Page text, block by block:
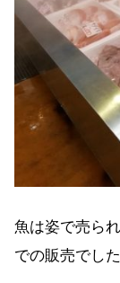
魚は姿で売ら
での販売でした